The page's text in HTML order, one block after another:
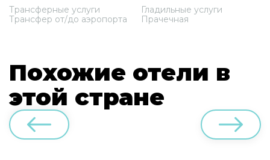
Трансферные услуги
Трансфер от/до аэропорта
Гладильные услуги
Прачечная
Похожие отели в
этой стране